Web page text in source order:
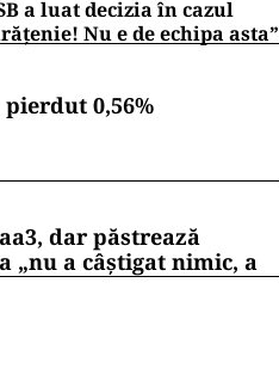
a luat decizia în cazul
Nu e de echipa asta”
0,56%
dar păstrează
„nu a câștigat nimic, a